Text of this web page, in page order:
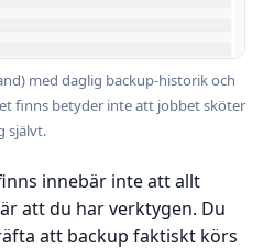
med daglig backup-historik och
finns betyder inte att jobbet sköter
självt.
innebär inte att allt
att du har verktygen. Du
att backup faktiskt körs